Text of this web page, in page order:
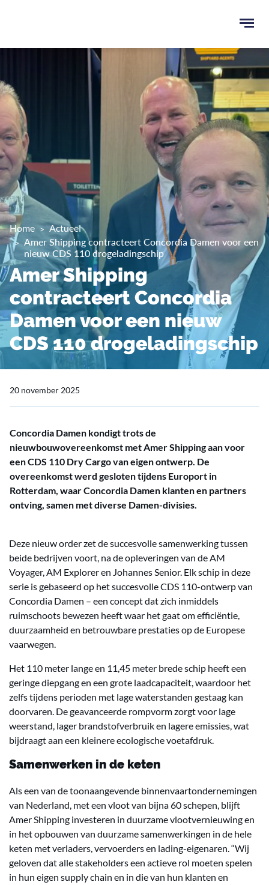
menu
Home
Actueel
Amer Shipping contracteert Concordia Damen voor een
nieuw CDS 110 drogeladingschip
Amer Shipping
contracteert Concordia
Damen voor een nieuw
CDS 110 drogeladingschip
20 november 2025
Concordia Damen kondigt trots de
nieuwbouwovereenkomst met Amer Shipping aan voor
een CDS 110 Dry Cargo van eigen ontwerp. De
overeenkomst werd gesloten tijdens Europort in
Rotterdam, waar Concordia Damen klanten en partners
ontving, samen met diverse Damen-divisies.
Deze nieuw order zet de succesvolle samenwerking tussen
beide bedrijven voort, na de opleveringen van de AM
Voyager, AM Explorer en Johannes Senior. Elk schip in deze
serie is gebaseerd op het succesvolle CDS 110-ontwerp van
Concordia Damen – een concept dat zich inmiddels
ruimschoots bewezen heeft waar het gaat om efficiëntie,
duurzaamheid en betrouwbare prestaties op de Europese
vaarwegen.
Het 110 meter lange en 11,45 meter brede schip heeft een
geringe diepgang en een grote laadcapaciteit, waardoor het
zelfs tijdens perioden met lage waterstanden gestaag kan
doorvaren. De geavanceerde rompvorm zorgt voor lage
weerstand, lager brandstofverbruik en lagere emissies, wat
bijdraagt aan een kleinere ecologische voetafdruk.
Samenwerken in de keten
Als een van de toonaangevende binnenvaartondernemingen
van Nederland, met een vloot van bijna 60 schepen, blijft
Amer Shipping investeren in duurzame vlootvernieuwing en
in het opbouwen van duurzame samenwerkingen in de hele
keten met verladers, vervoerders en lading-eigenaren. “Wij
geloven dat alle stakeholders een actieve rol moeten spelen
in hun eigen supply chain en in die van hun klanten en